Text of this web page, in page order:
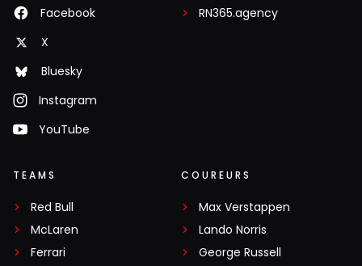
Facebook
X
Bluesky
Instagram
YouTube
RN365.agency
TEAMS
Red Bull
McLaren
Ferrari
COUREURS
Max Verstappen
Lando Norris
George Russell